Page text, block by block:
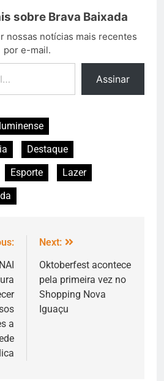
sobre Brava Baixada
nossas notícias mais recentes
por e-mail.
Assinar
Destaque
Esporte
Lazer
a
Next:
Oktoberfest acontece
pela primeira vez no
Shopping Nova
Iguaçu